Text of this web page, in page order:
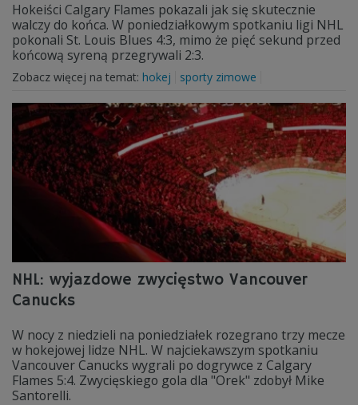
Hokeiści Calgary Flames pokazali jak się skutecznie
walczy do końca. W poniedziałkowym spotkaniu ligi NHL
pokonali St. Louis Blues 4:3, mimo że pięć sekund przed
końcową syreną przegrywali 2:3.
Zobacz więcej na temat: hokej sporty zimowe
NHL: wyjazdowe zwycięstwo Vancouver
Canucks
W nocy z niedzieli na poniedziałek rozegrano trzy mecze
w hokejowej lidze NHL. W najciekawszym spotkaniu
Vancouver Canucks wygrali po dogrywce z Calgary
Flames 5:4. Zwycięskiego gola dla "Orek" zdobył Mike
Santorelli.